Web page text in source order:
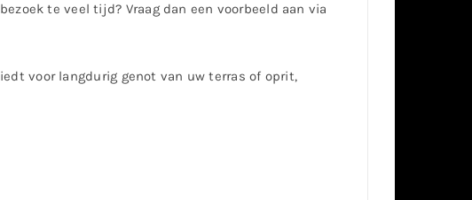
te veel tijd? Vraag dan een voorbeeld aan via
voor langdurig genot van uw terras of oprit,